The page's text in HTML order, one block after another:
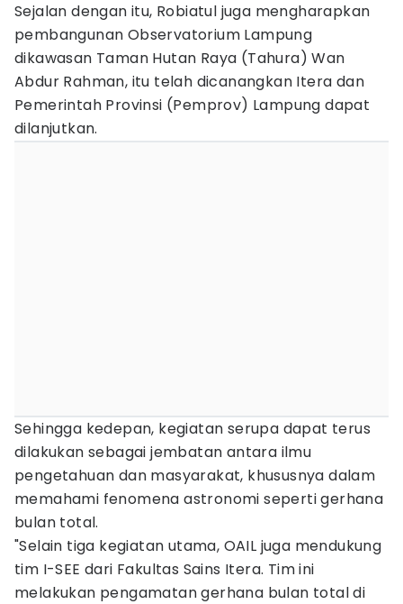
Sejalan dengan itu, Robiatul juga mengharapkan
pembangunan Observatorium Lampung
dikawasan Taman Hutan Raya (Tahura) Wan
Abdur Rahman, itu telah dicanangkan Itera dan
Pemerintah Provinsi (Pemprov) Lampung dapat
dilanjutkan.
Sehingga kedepan, kegiatan serupa dapat terus
dilakukan sebagai jembatan antara ilmu
pengetahuan dan masyarakat, khususnya dalam
memahami fenomena astronomi seperti gerhana
bulan total.
"Selain tiga kegiatan utama, OAIL juga mendukung
tim I-SEE dari Fakultas Sains Itera. Tim ini
melakukan pengamatan gerhana bulan total di